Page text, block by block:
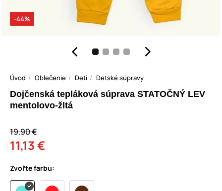
-44%
Úvod Oblečenie Deti Detské súpravy
Dojčenská tepláková súprava STATOČNÝ LEV
mentolovo-žltá
19,90 €
11,13 €
Zvoľte farbu: